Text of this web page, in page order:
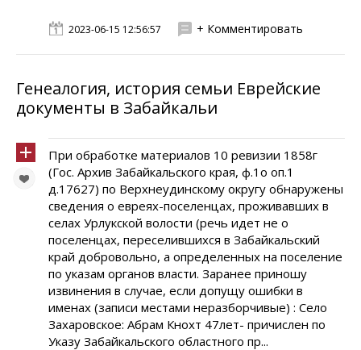
2023-06-15 12:56:57 + Комментировать
Генеалогия, история семьи Еврейские
документы в Забайкальи
При обработке материалов 10 ревизии 1858г
(Гос. Архив Забайкальского края, ф.1о оп.1
д.17627) по Верхнеудинскому округу обнаружены
сведения о евреях-поселенцах, проживавших в
селах Урлукской волости (речь идет не о
поселенцах, переселившихся в Забайкальский
край добровольно, а определенных на поселение
по указам органов власти. Заранее приношу
извинения в случае, если допущу ошибки в
именах (записи местами неразборчивые) : Село
Захаровское: Абрам Кнохт 47лет- причислен по
Указу Забайкальского областного пр...